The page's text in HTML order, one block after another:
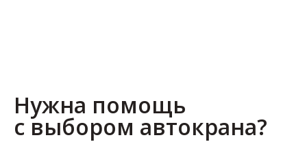
Нужна помощь
с выбором автокрана?